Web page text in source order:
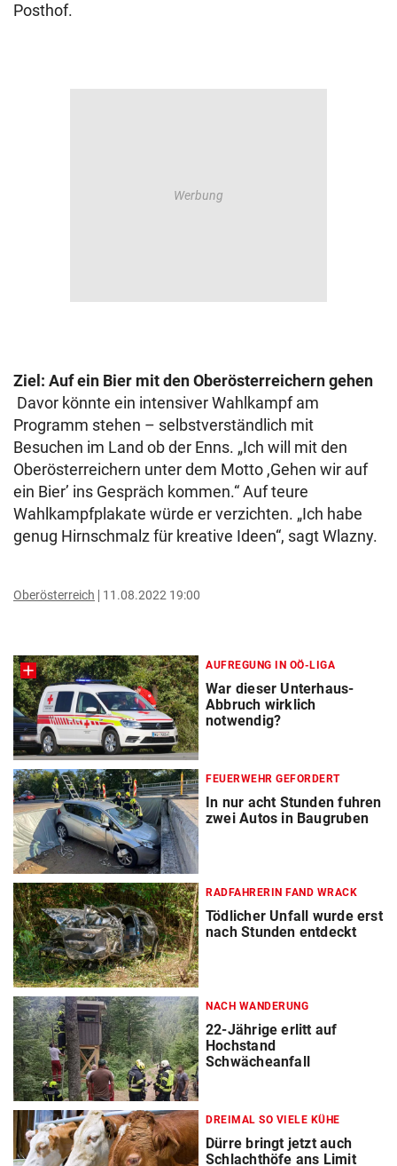
Posthof.
Ziel: Auf ein Bier mit den Oberösterreichern gehen
Davor könnte ein intensiver Wahlkampf am
Programm stehen – selbstverständlich mit
Besuchen im Land ob der Enns. „Ich will mit den
Oberösterreichern unter dem Motto ,Gehen wir auf
ein Bier’ ins Gespräch kommen.“ Auf teure
Wahlkampfplakate würde er verzichten. „Ich habe
genug Hirnschmalz für kreative Ideen“, sagt Wlazny.
Oberösterreich 11.08.2022 19:00
AUFREGUNG IN OÖ-LIGA
War dieser Unterhaus-
Abbruch wirklich
notwendig?
FEUERWEHR GEFORDERT
In nur acht Stunden fuhren
zwei Autos in Baugruben
RADFAHRERIN FAND WRACK
Tödlicher Unfall wurde erst
nach Stunden entdeckt
NACH WANDERUNG
22-Jährige erlitt auf
Hochstand
Schwächeanfall
DREIMAL SO VIELE KÜHE
Dürre bringt jetzt auch
Schlachthöfe ans Limit